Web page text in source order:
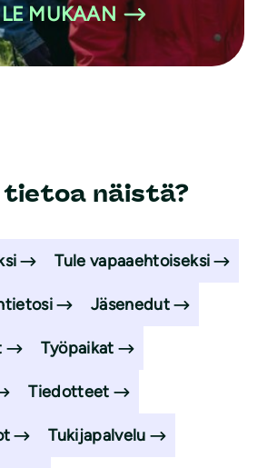
MUKAAN
näistä?
Tule vapaaehtoiseksi
Jäsenedut
Työpaikat
Tiedotteet
Tukijapalvelu